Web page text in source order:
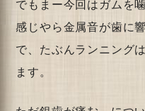
でもまー今回はガムを
感じやら金属音が歯に
で、たぶんランニング
ます。